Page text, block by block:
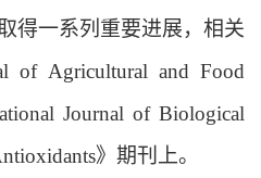
得一系列重要进展，相关
Agricultural and Food
Journal of Biological
》期刊上。